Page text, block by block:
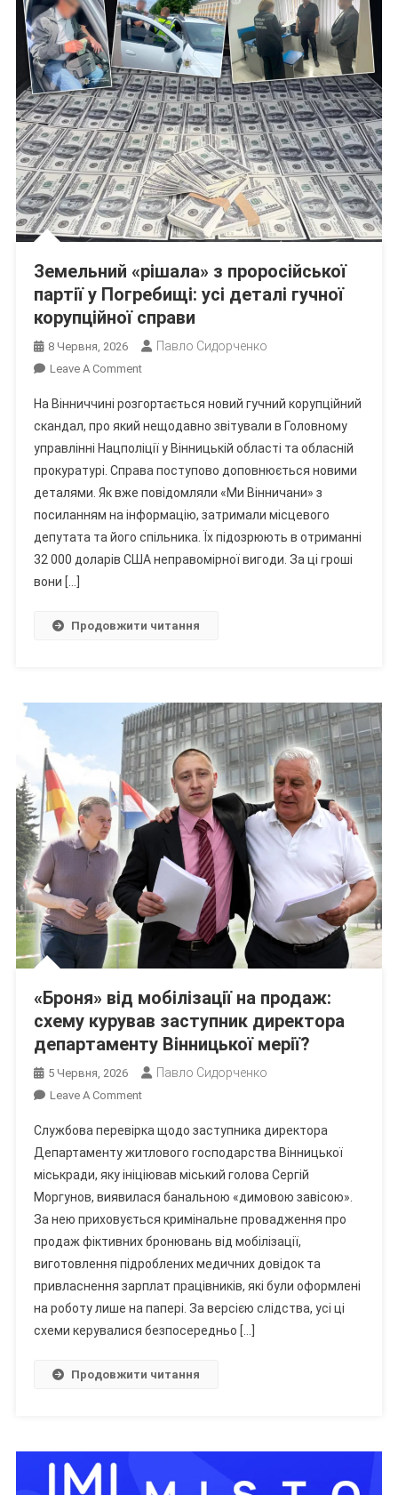
Земельний «рішала» з проросійської
партії у Погребищі: усі деталі гучної
корупційної справи
8 Червня, 2026 Павло Сидорченко
Leave A CommentOn
«рішала»
З
Проросійської
Партії
У
Погребищі:
Усі
Деталі
На Вінниччині розгортається новий гучний корупційний
скандал, про який нещодавно звітували в Головному
управлінні Нацполіції у Вінницькій області та обласній
прокуратурі. Справа поступово доповнюється новими
деталями. Як вже повідомляли «Ми Вінничани» з
посиланням на інформацію, затримали місцевого
депутата та його спільника. Їх підозрюють в отриманні
32 000 доларів США неправомірної вигоди. За ці гроші
вони […]
Продовжити читання
«Броня» від мобілізації на продаж:
схему курував заступник директора
департаменту Вінницької мерії?
5 Червня, 2026 Павло Сидорченко
Leave A CommentOn
Від
Мобілізації
На
Продаж:
Схему
Курував
Заступник
Вінницької
Службова перевірка щодо заступника директора
Департаменту житлового господарства Вінницької
міськради, яку ініціював міський голова Сергій
Моргунов, виявилася банальною «димовою завісою».
За нею приховується кримінальне провадження про
продаж фіктивних бронювань від мобілізації,
виготовлення підроблених медичних довідок та
привласнення зарплат працівників, які були оформлені
на роботу лише на папері. За версією слідства, усі ці
схеми керувалися безпосередньо […]
Продовжити читання